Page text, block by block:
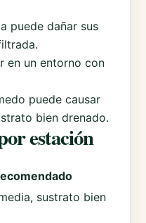
puede dañar sus
en un entorno con
puede causar
bien drenado.
estación
sustrato bien